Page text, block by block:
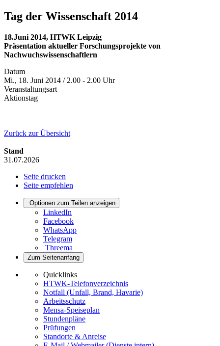
Tag der Wissenschaft 2014
18.Juni 2014, HTWK Leipzig
Präsentation aktueller Forschungsprojekte von
Nachwuchswissenschaftlern
Datum
Mi., 18. Juni 2014 / 2.00 - 2.00 Uhr
Veranstaltungsart
Aktionstag
Zurück zur Übersicht
Stand
31.07.2026
Seite drucken
Seite empfehlen
Optionen zum Teilen anzeigen
LinkedIn
Facebook
WhatsApp
Telegram
Threema
Zum Seitenanfang
Quicklinks
HTWK-Telefonverzeichnis
Notfall (Unfall, Brand, Havarie)
Arbeitsschutz
Mensa-Speiseplan
Stundenpläne
Prüfungen
Standorte & Anreise